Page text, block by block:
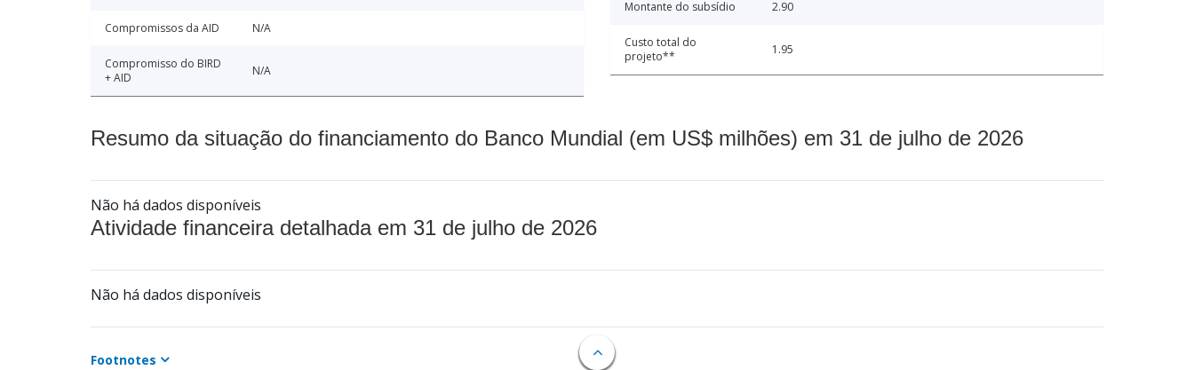
Compromissos da AID N/A
Compromisso do BIRD
+ AID
N/A
Montante do subsídio 2.90
Custo total do
projeto**
1.95
Resumo da situação do financiamento do Banco Mundial (em US$ milhões) em 31 de julho de 2026
Não há dados disponíveis
Atividade financeira detalhada em 31 de julho de 2026
Não há dados disponíveis
Footnotes